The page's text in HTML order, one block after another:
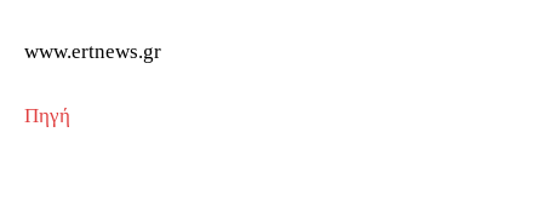
www.ertnews.gr
Πηγή